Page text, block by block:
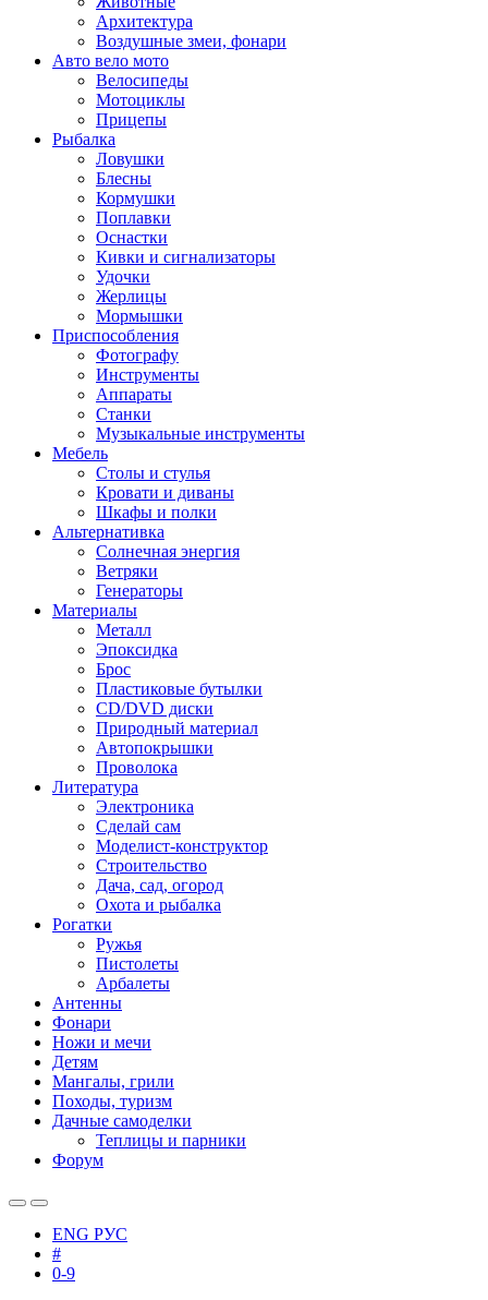
Архитектура
Воздушные змеи, фонари
Авто вело мото
Велосипеды
Мотоциклы
Прицепы
Рыбалка
Ловушки
Блесны
Кормушки
Поплавки
Оснастки
Кивки и сигнализаторы
Удочки
Жерлицы
Мормышки
Приспособления
Фотографу
Инструменты
Аппараты
Станки
Музыкальные инструменты
Мебель
Столы и стулья
Кровати и диваны
Шкафы и полки
Альтернативка
Солнечная энергия
Ветряки
Генераторы
Материалы
Металл
Эпоксидка
Брос
Пластиковые бутылки
CD/DVD диски
Природный материал
Автопокрышки
Проволока
Литература
Электроника
Сделай сам
Моделист-конструктор
Строительство
Дача, сад, огород
Охота и рыбалка
Рогатки
Ружья
Пистолеты
Арбалеты
Антенны
Фонари
Ножи и мечи
Детям
Мангалы, грили
Походы, туризм
Дачные самоделки
Теплицы и парники
Форум
ENG РУС
#
0-9